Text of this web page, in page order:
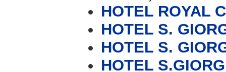
HOTEL ROYAL
HOTEL S.
HOTEL S.
HOTEL